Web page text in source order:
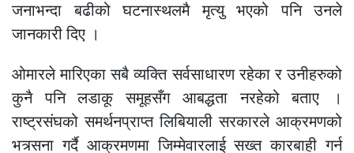
जनाभन्दा बढीको घटनास्थलमै मृत्यु भएको पनि उनले
जानकारी दिए ।
ओमारले मारिएका सबै व्यक्ति सर्वसाधारण रहेका र उनीहरुको
कुनै पनि लडाकू समूहसँग आबद्धता नरहेको बताए ।
राष्ट्रसंघको समर्थनप्राप्त लिबियाली सरकारले आक्रमणको
भत्र्सना गर्दै आक्रमणमा जिम्मेवारलाई सख्त कारबाही गर्न